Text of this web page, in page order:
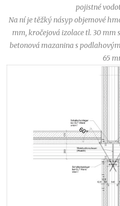
pojistné
Na ní je těžký násyp objemové
mm, kročejová izolace tl. 30
betonová mazanina s
65